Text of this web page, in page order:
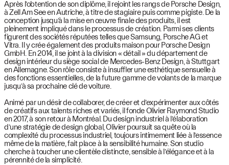
Après l’obtention de son diplôme, il rejoint les rangs de Porsche Design,
à Zell Am See en Autriche, à titre de stagiaire puis comme pigiste. De la
conception jusqu’à la mise en œuvre finale des produits, il est
pleinement impliqué dans le processus de création. Parmi ses clients
figurent des sociétés réputées telles que Samsung, Porsche AG et
Vitra. Il y crée également des produits maison pour Porsche Design
GmbH. En 2014, il se joint à la division « détail » du département de
design intérieur du siège social de Mercedes-Benz Design, à Stuttgart
en Allemagne. Son rôle consiste à insuffler une esthétique sensuelle à
des fonctions essentielles, de la future gamme de volants de la marque
jusqu’à sa prochaine clé de voiture.
Animé par un désir de collaborer, de créer et d’expérimenter aux côtés
de créatifs aux talents riches et variés, il fonde Olivier Raymond Studio
en 2017, à son retour à Montréal. Du design industriel à l’élaboration
d’une stratégie de design global, Olivier poursuit sa quête où la
complexité du processus industriel, toujours intimement liée à l’essence
même de la matière, fait place à la sensibilité humaine. Son studio
cherche à toucher une clientèle distincte, sensible à l’élégance et à la
pérennité de la simplicité.